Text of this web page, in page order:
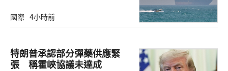
國際 4小時前
特朗普承認部分彈藥供應緊
張 稱霍峽協議未達成